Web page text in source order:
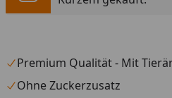
Premium Qualität - Mit
Ohne Zuckerzusatz